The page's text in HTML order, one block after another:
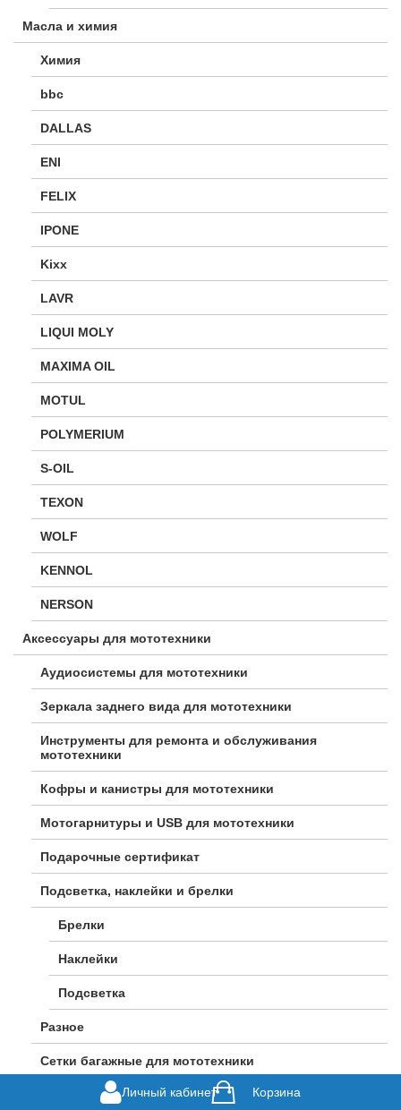
Масла и химия
Химия
bbc
DALLAS
ENI
FELIX
IPONE
Kixx
LAVR
LIQUI MOLY
MAXIMA OIL
MOTUL
POLYMERIUM
S-OIL
TEXON
WOLF
KENNOL
NERSON
Аксессуары для мототехники
Аудиосистемы для мототехники
Зеркала заднего вида для мототехники
Инструменты для ремонта и обслуживания
мототехники
Кофры и канистры для мототехники
Мотогарнитуры и USB для мототехники
Подарочные сертификат
Подсветка, наклейки и брелки
Брелки
Наклейки
Подсветка
Разное
Сетки багажные для мототехники
Сигнализации и замки для мотоциклов
Личный кабинет Корзина